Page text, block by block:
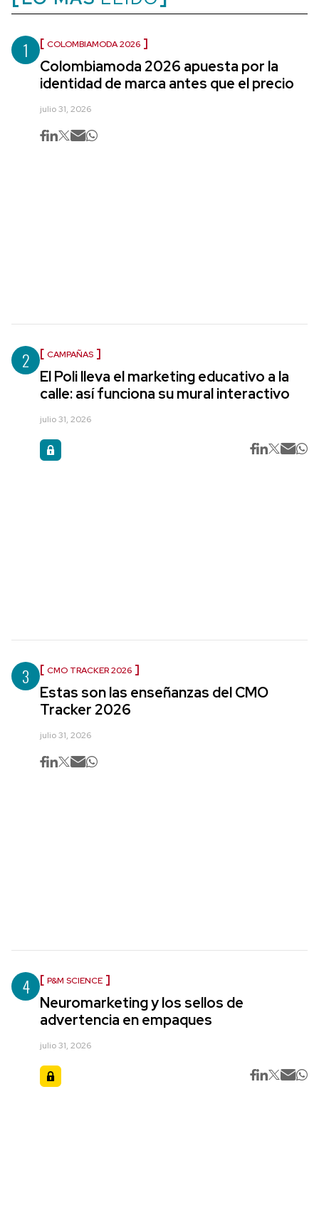
1 COLOMBIAMODA 2026
Colombiamoda 2026 apuesta por la
identidad de marca antes que el precio
julio 31, 2026
2 CAMPAÑAS
El Poli lleva el marketing educativo a la
calle: así funciona su mural interactivo
julio 31, 2026
3 CMO TRACKER 2026
Estas son las enseñanzas del CMO
Tracker 2026
julio 31, 2026
4 P&M SCIENCE
Neuromarketing y los sellos de
advertencia en empaques
julio 31, 2026